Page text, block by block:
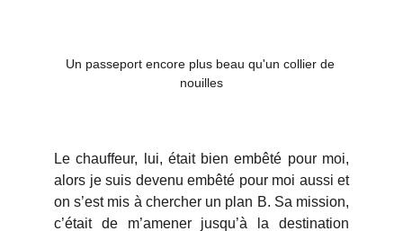
Un passeport encore plus beau qu'un collier de
nouilles
Le chauffeur, lui, était bien embêté pour moi,
alors je suis devenu embêté pour moi aussi et
on s’est mis à chercher un plan B. Sa mission,
c’était de m’amener jusqu’à la destination